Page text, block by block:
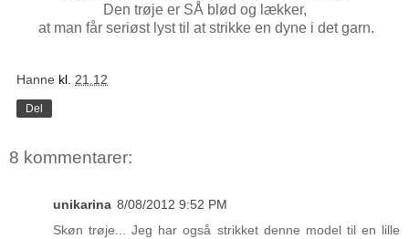
Den trøje er SÅ blød og lækker,
at man får seriøst lyst til at strikke en dyne i det garn.
Hanne kl. 21.12
Del
8 kommentarer:
unikarina 8/08/2012 9:52 PM
Skøn trøje... Jeg har også strikket denne model til en lille